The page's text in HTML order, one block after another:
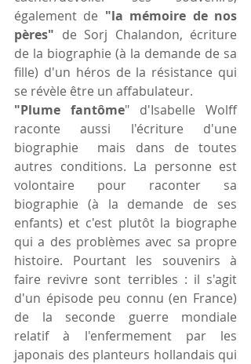
également de "la mémoire de nos
pères" de Sorj Chalandon, écriture
de la biographie (à la demande de sa
fille) d'un héros de la résistance qui
se révèle être un affabulateur.
"Plume fantôme" d'Isabelle Wolff
raconte aussi l'écriture d'une
biographie  mais dans de toutes
autres conditions. La personne est
volontaire pour raconter sa
biographie (à la demande de ses
enfants) et c'est plutôt la biographe
qui a des problèmes avec sa propre
histoire. Pourtant les souvenirs à
faire revivre sont terribles : il s'agit
d'un épisode peu connu (en France)
de la seconde guerre mondiale
relatif à l'enfermement par les
japonais des planteurs hollandais qui